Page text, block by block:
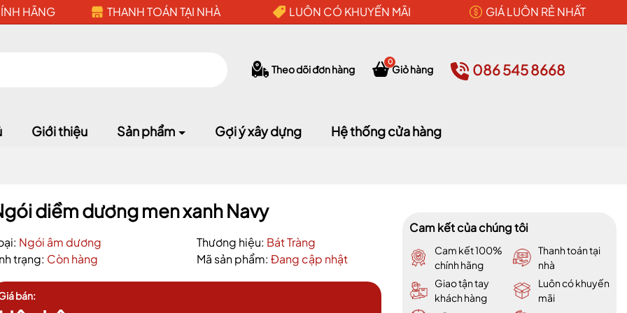
HÃNG THANH TOÁN TẠI NHÀ LUÔN CÓ KHUYẾN MÃI GIÁ LUÔN RẺ NHẤT
Theo dõi đơn hàng Giỏ hàng
0 086 545 8668
Giới thiệu Sản phẩm Gợi ý xây dựng Hệ thống cửa hàng
diềm dương men xanh Navy
Ngói âm dương Thương hiệu: Bát Tràng
trạng: Còn hàng Mã sản phẩm: Đang cập nhật
bán:
Cam kết của chúng tôi
Cam kết 100%
chính hãng
Thanh toán tại
nhà
Giao tận tay
khách hàng
Luôn có khuyến
mãi
Mã giảm giá:
Ngày hết hạn: